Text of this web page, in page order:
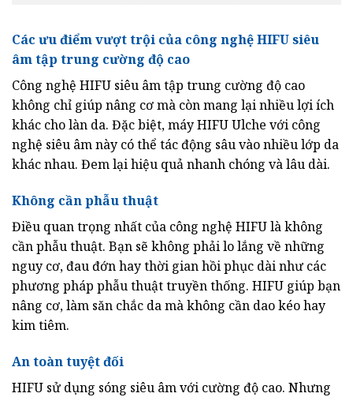
Các ưu điểm vượt trội của công nghệ HIFU siêu
âm tập trung cường độ cao
Công nghệ HIFU siêu âm tập trung cường độ cao
không chỉ giúp nâng cơ mà còn mang lại nhiều lợi ích
khác cho làn da. Đặc biệt, máy HIFU Ulche với công
nghệ siêu âm này có thể tác động sâu vào nhiều lớp da
khác nhau. Đem lại hiệu quả nhanh chóng và lâu dài.
Không cần phẫu thuật
Điều quan trọng nhất của công nghệ HIFU là không
cần phẫu thuật. Bạn sẽ không phải lo lắng về những
nguy cơ, đau đớn hay thời gian hồi phục dài như các
phương pháp phẫu thuật truyền thống. HIFU giúp bạn
nâng cơ, làm săn chắc da mà không cần dao kéo hay
kim tiêm.
An toàn tuyệt đối
HIFU sử dụng sóng siêu âm với cường độ cao. Nhưng